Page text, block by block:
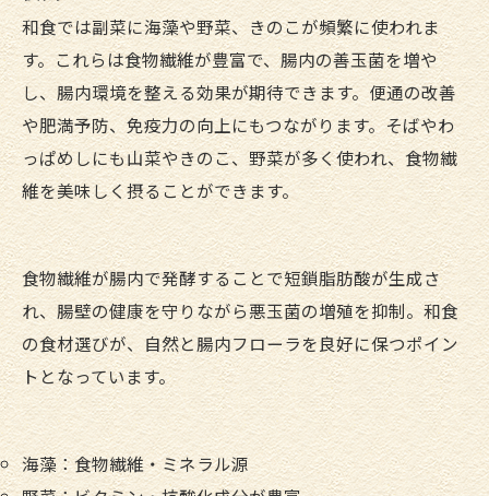
和食では副菜に海藻や野菜、きのこが頻繁に使われま
す。これらは食物繊維が豊富で、腸内の善玉菌を増や
し、腸内環境を整える効果が期待できます。便通の改善
や肥満予防、免疫力の向上にもつながります。そばやわ
っぱめしにも山菜やきのこ、野菜が多く使われ、食物繊
維を美味しく摂ることができます。
食物繊維が腸内で発酵することで短鎖脂肪酸が生成さ
れ、腸壁の健康を守りながら悪玉菌の増殖を抑制。和食
の食材選びが、自然と腸内フローラを良好に保つポイン
トとなっています。
海藻：食物繊維・ミネラル源